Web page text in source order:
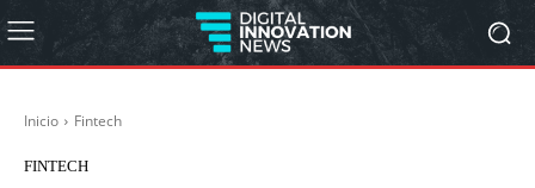
Inicio Fintech
FINTECH